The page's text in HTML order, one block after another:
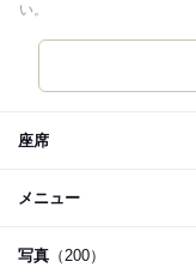
い。
座席
メニュー
写真 （200）